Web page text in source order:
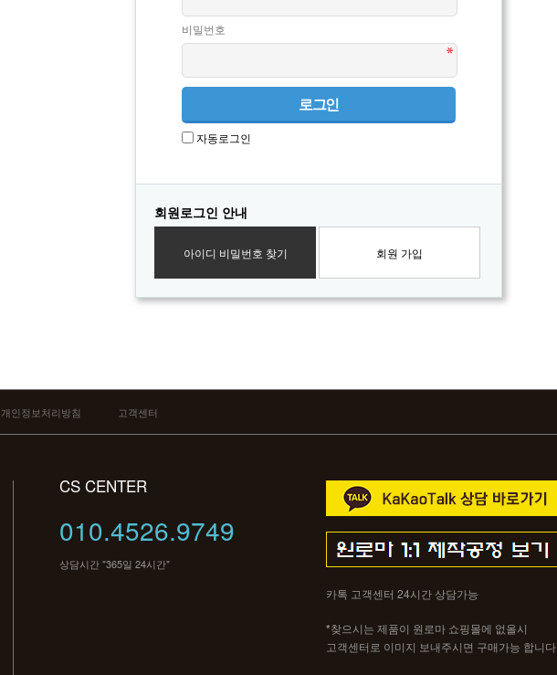
비밀번호
자동로그인
회원로그인 안내
아이디 비밀번호 찾기 회원 가입
개인정보처리방침 고객센터
CS CENTER
010.4526.9749
상담시간 "365일 24시간"
카톡 고객센터 24시간 상담가능
*찾으시는 제품이 원로마 쇼핑몰에 없올시
고객센터로 이미지 보내주시면 구매가능 합니다